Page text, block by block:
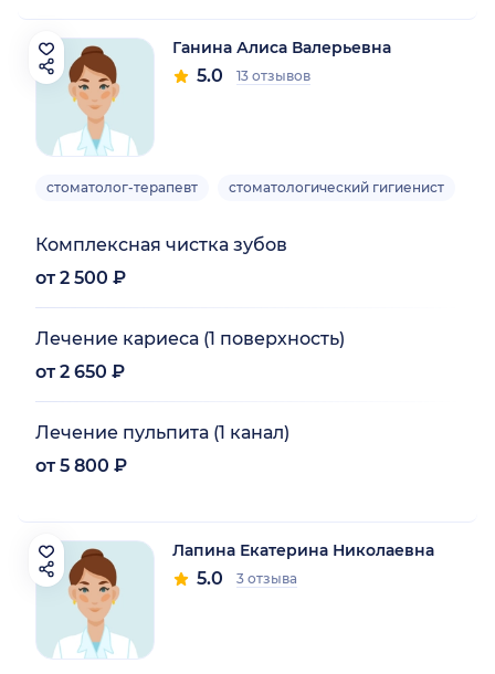
Ганина Алиса Валерьевна
5.0 13 отзывов
стоматолог-терапевт стоматологический гигиенист
Комплексная чистка зубов
от 2 500 ₽
Лечение кариеса (1 поверхность)
от 2 650 ₽
Лечение пульпита (1 канал)
от 5 800 ₽
Лапина Екатерина Николаевна
5.0 3 отзыва